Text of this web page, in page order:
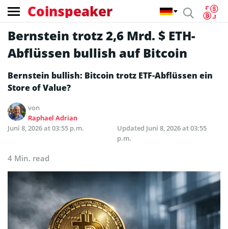
Coinspeaker
Bernstein trotz 2,6 Mrd. $ ETH-
Abflüssen bullish auf Bitcoin
Bernstein bullish: Bitcoin trotz ETF-Abflüssen ein
Store of Value?
von
Raphael Adrian
Juni 8, 2026 at 03:55 p.m.
Updated Juni 8, 2026 at 03:55
p.m.
4 Min. read